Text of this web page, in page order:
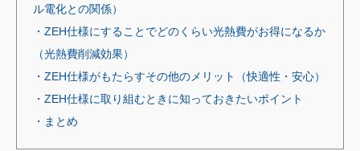
ル電化との関係）
・ZEH仕様にすることでどのくらい光熱費がお得になるか
（光熱費削減効果）
・ZEH仕様がもたらすその他のメリット（快適性・安心）
・ZEH仕様に取り組むときに知っておきたいポイント
・まとめ